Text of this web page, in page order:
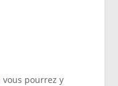
vous pourrez y